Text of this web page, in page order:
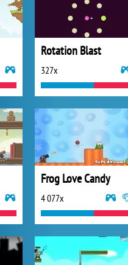
Rotation Blast
327x
Frog Love Candy
4 077x